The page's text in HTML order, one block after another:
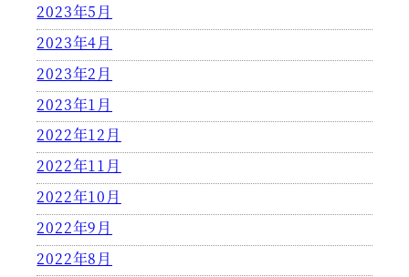
2023年5月
2023年4月
2023年2月
2023年1月
2022年12月
2022年11月
2022年10月
2022年9月
2022年8月